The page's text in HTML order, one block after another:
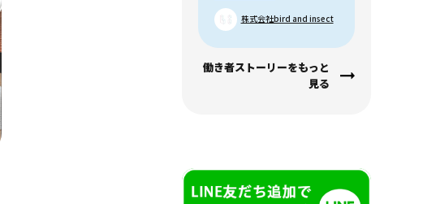
株式会社bird and insect
働き者ストーリーをもっと
見る